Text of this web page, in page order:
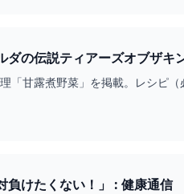
ダの伝説ティアーズオブザキ
甘露煮野菜」を掲載。レシピ（
けたくない！」 : 健康通信